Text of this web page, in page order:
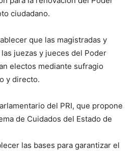
ciudadano.
que las magistradas y
juezas y jueces del Poder
electos mediante sufragio
y directo.
del PRI, que propone
de Cuidados del Estado de
las bases para garantizar el